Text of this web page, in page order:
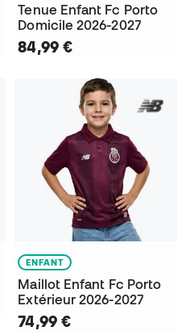
Tenue Enfant Fc Porto
Domicile 2026-2027
84,99 €
ENFANT
Maillot Enfant Fc Porto
Extérieur 2026-2027
74,99 €